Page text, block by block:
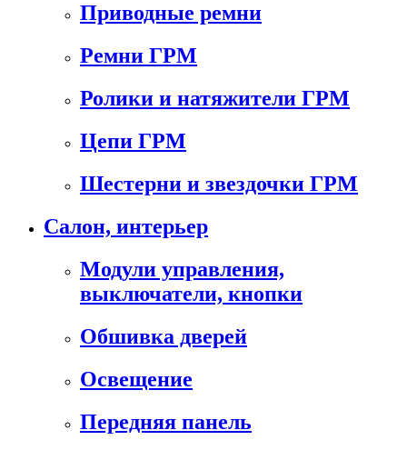
Приводные ремни
Ремни ГРМ
Ролики и натяжители ГРМ
Цепи ГРМ
Шестерни и звездочки ГРМ
Салон, интерьер
Модули управления,
выключатели, кнопки
Обшивка дверей
Освещение
Передняя панель